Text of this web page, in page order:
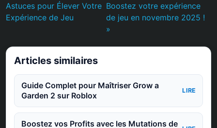
Astuces pour Élever Votre
Expérience de Jeu
Boostez votre expérience
de jeu en novembre 2025 !
»
Articles similaires
Guide Complet pour Maîtriser Grow a
Garden 2 sur Roblox
LIRE
Boostez vos Profits avec les Mutations de